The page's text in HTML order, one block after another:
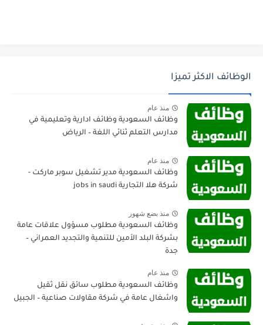
الوظائف الاكثر تميزا
منذ عام
وظائف السعودية وظائف ادارية وتعليمية في
مدارس التعلم ثنائي اللغة – الرياض
منذ عام
وظائف السعودية مدير تشغيل سوبر ماركت -
شركة هلا التجارية jobs in saudi
منذ بضع شهور
وظائف السعودية مطلوب مسؤول علاقات عامة
بشركة البلد الأمين للتنمية والتجديد العمراني –
جدة
منذ عام
وظائف السعودية مطلوب سائق نقل ثقيل
واشغال عامة في شركة مقاولات صناعية – الجبيل